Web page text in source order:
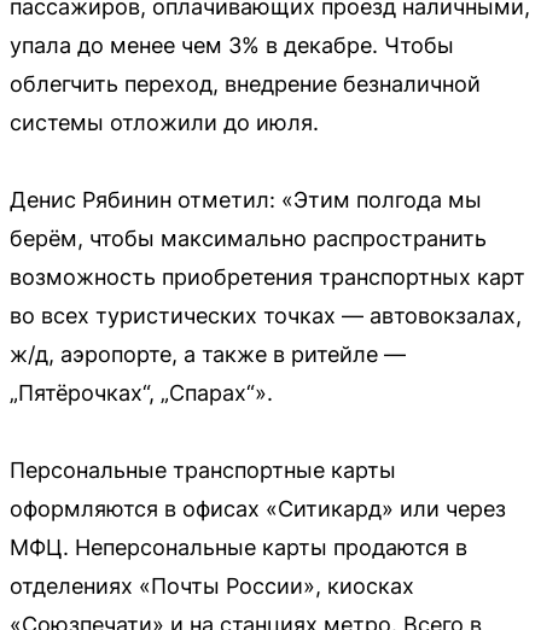
пассажиров, оплачивающих проезд наличными,
упала до менее чем 3% в декабре. Чтобы
облегчить переход, внедрение безналичной
системы отложили до июля.
Денис Рябинин отметил: «Этим полгода мы
берём, чтобы максимально распространить
возможность приобретения транспортных карт
во всех туристических точках — автовокзалах,
ж/д, аэропорте, а также в ритейле —
„Пятёрочках“, „Спарах“».
Персональные транспортные карты
оформляются в офисах «Ситикард» или через
МФЦ. Неперсональные карты продаются в
отделениях «Почты России», киосках
«Союзпечати» и на станциях метро. Всего в